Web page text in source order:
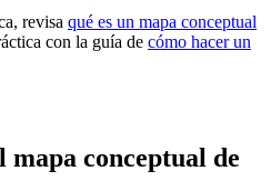
revisa qué es un mapa conceptual
con la guía de cómo hacer un
mapa conceptual de